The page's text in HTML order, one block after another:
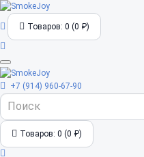
Товаров: 0 (0 ₽)
+7 (914) 960-67-90
Товаров: 0 (0 ₽)